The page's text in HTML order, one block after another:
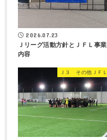
2026.07.23
Ｊリーグ活動方針とＪＦＬ事業
内容
Ｊ３ その他ＪＦＬ